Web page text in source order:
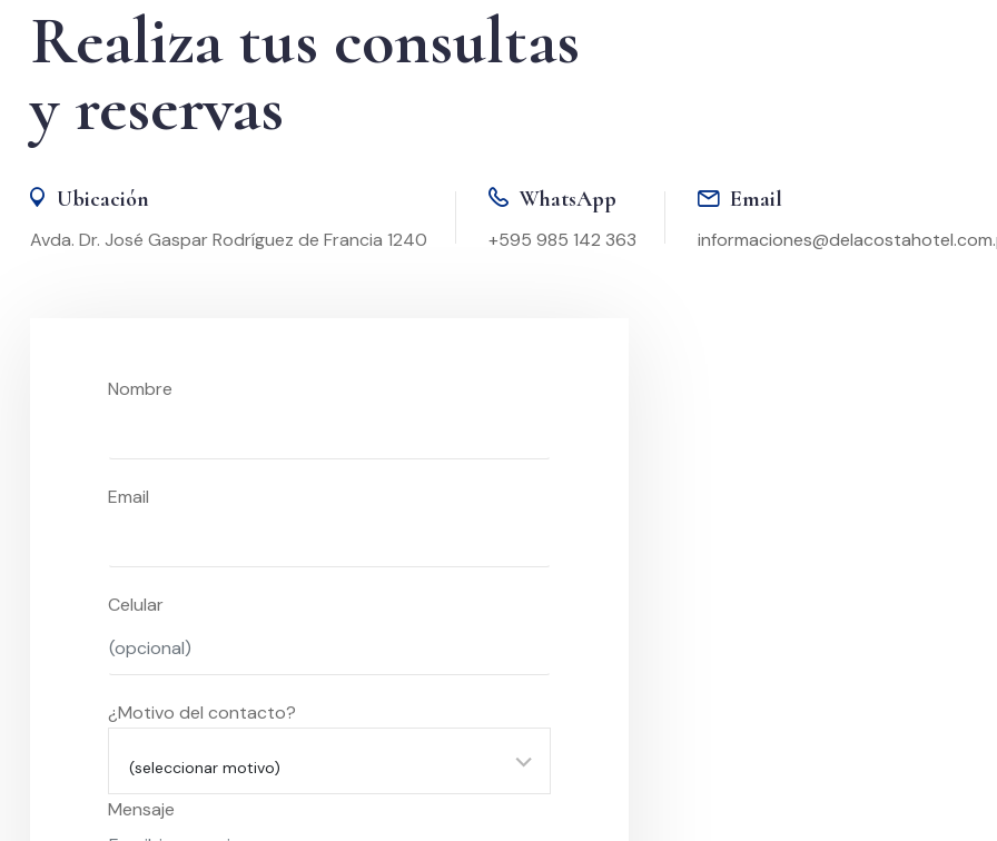
Realiza tus consultas
y reservas
Ubicación
Avda. Dr. José Gaspar Rodríguez de Francia 1240
WhatsApp
+595 985 142 363
Email
Nombre
Email
Celular
¿Motivo del contacto?
(seleccionar motivo)
Mensaje